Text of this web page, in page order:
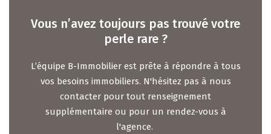
Vous n’avez toujours pas trouvé votre
perle rare ?
L’équipe B-Immobilier est prête à répondre à tous
vos besoins immobiliers. N'hésitez pas à nous
contacter pour tout renseignement
supplémentaire ou pour un rendez-vous à
l'agence.